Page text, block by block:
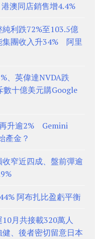
澳同店銷售增4.4%
利跌72%至103.5億
團收入升34% 阿里
、英偉達NVDA跌
十億美元購Google
升逾2% Gemini
產金？
窄近四成、盤前彈逾
阿布扎比盈虧平衡
月共接載320萬人
、後者密切留意日本